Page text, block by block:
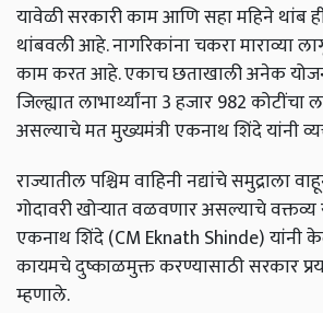
यावेळी सरकारी काम आणि सहा महिने थांब
थांबवली आहे. नागरिकांना चकरा माराव्या
काम करत आहे. एकाच छताखाली अनेक
जिल्ह्यात लाभार्थ्यांना 3 हजार 982
असल्याचे मत मुख्यमंत्री एकनाथ शिंदे यांनी
राज्यातील पश्चिम वाहिनी नद्यांचे समुद्राला
गोदावरी खोऱ्यात वळवणार असल्याचे वक्तव्य
एकनाथ शिंदे (CM Eknath Shinde) यांनी
कायमचे दुष्काळमुक्त करण्यासाठी सरकार
म्हणाले.